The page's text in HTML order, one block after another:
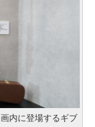
内に登場するギブ